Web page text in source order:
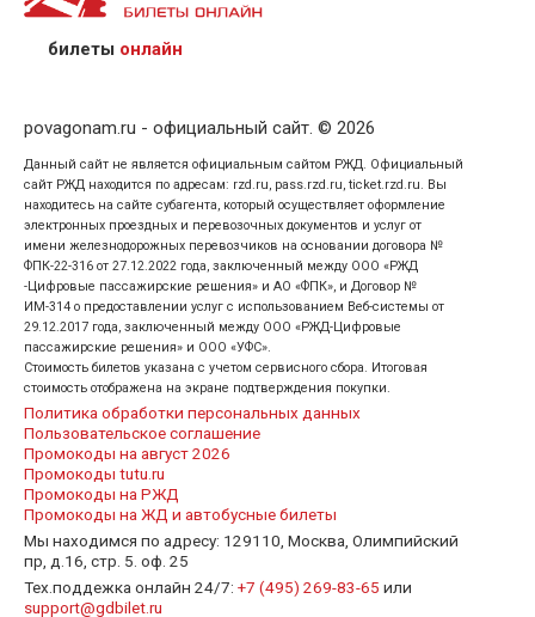
предъявив удостоверение личности пассажира, на
кого оформлен билет.
билеты онлайн
povagonam.ru - официальный сайт. © 2026
Данный сайт не является официальным сайтом РЖД. Официальный
сайт РЖД находится по адресам: rzd.ru, pass.rzd.ru, ticket.rzd.ru. Вы
находитесь на сайте субагента, который осуществляет оформление
электронных проездных и перевозочных документов и услуг от
имени железнодорожных перевозчиков на основании договора №
ФПК-22-316 от 27.12.2022 года, заключенный между ООО «РЖД
-Цифровые пассажирские решения» и АО «ФПК», и Договор №
ИМ-314 о предоставлении услуг с использованием Веб-системы от
29.12.2017 года, заключенный между ООО «РЖД-Цифровые
пассажирские решения» и ООО «УФС».
Стоимость билетов указана с учетом сервисного сбора. Итоговая
стоимость отображена на экране подтверждения покупки.
Политика обработки персональных данных
Пользовательское соглашение
Промокоды на август 2026
Промокоды tutu.ru
Промокоды на РЖД
Промокоды на ЖД и автобусные билеты
Мы находимся по адресу: 129110, Москва, Олимпийский
пр, д.16, стр. 5. оф. 25
Тех.поддежка онлайн 24/7: +7 (495) 269-83-65 или
support@gdbilet.ru